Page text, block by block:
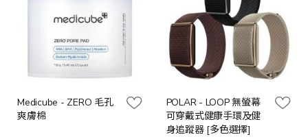
Medicube - ZERO 毛孔
爽膚棉
POLAR - LOOP 無螢幕
可穿戴式健康手環及健
身追蹤器 [多色選擇]